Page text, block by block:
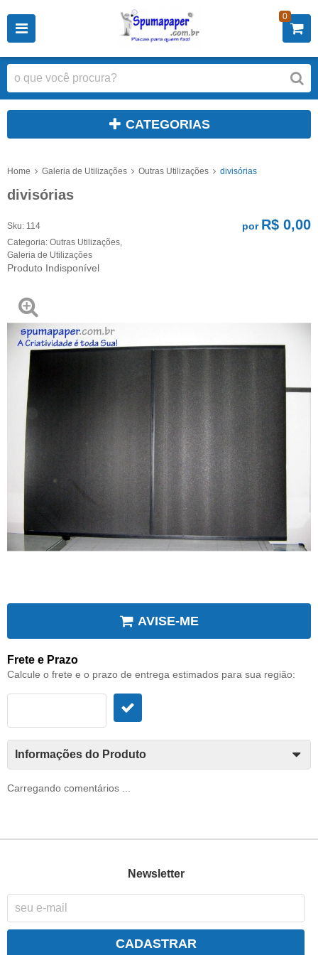
0
CATEGORIAS
Home Galeria de Utilizações Outras Utilizações divisórias
divisórias
Sku: 114
Categoria: Outras Utilizações
Galeria de Utilizações
Produto Indisponível
por R$ 0,00
AVISE-ME
Frete e Prazo
Calcule o frete e o prazo de entrega estimados para sua região:
Informações do Produto
Carregando comentários ...
Newsletter
CADASTRAR